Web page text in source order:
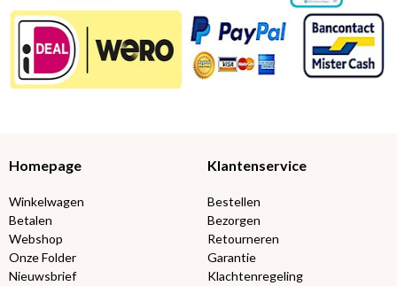
Homepage
Winkelwagen
Betalen
Webshop
Onze Folder
Nieuwsbrief
Klantenservice
Bestellen
Bezorgen
Retourneren
Garantie
Klachtenregeling